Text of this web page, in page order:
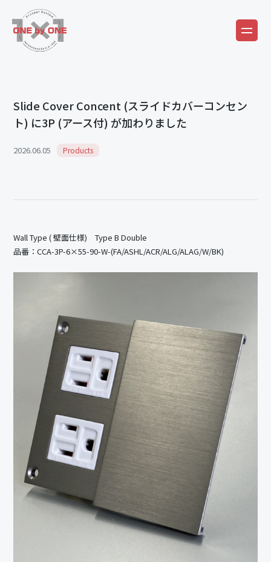
Slide Cover Concent (スライドカバーコンセン
ト) に3P (アース付) が加わりました
2026.06.05 Products
Wall Type ( 壁面仕様) Type B Double
品番：CCA-3P-6×55-90-W-(FA/ASHL/ACR/ALG/ALAG/W/BK)